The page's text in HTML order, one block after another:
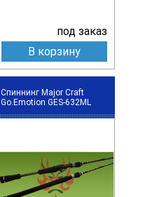
под заказ
В корзину
Спиннинг Major Craft
Go.Emotion GES-632ML